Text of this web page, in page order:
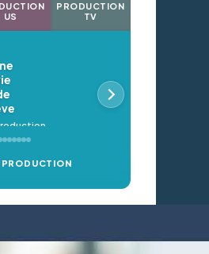
US
PRODUCTION
TV